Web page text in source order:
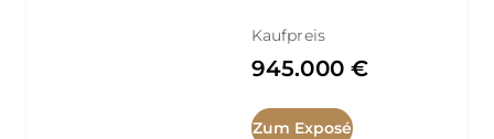
Kaufpreis
945.000 €
Zum Exposé